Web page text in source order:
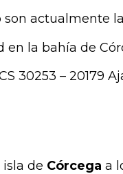
actualmente
la bahía de
30253 – 20179
de Córcega a